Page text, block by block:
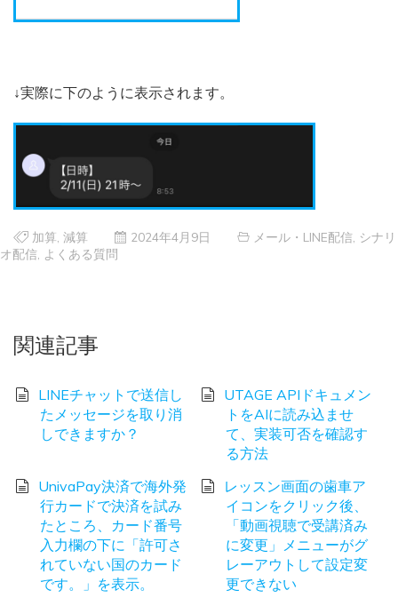
↓実際に下のように表示されます。
加算 減算 2024年4月9日 メール・LINE配信 シナリ
オ配信 よくある質問
関連記事
LINEチャットで送信し
たメッセージを取り消
しできますか？
UTAGE APIドキュメン
トをAIに読み込ませ
て、実装可否を確認す
る方法
UnivaPay決済で海外発
行カードで決済を試み
たところ、カード番号
入力欄の下に「許可さ
れていない国のカード
です。」を表示。
レッスン画面の歯車ア
イコンをクリック後、
「動画視聴で受講済み
に変更」メニューがグ
レーアウトして設定変
更できない